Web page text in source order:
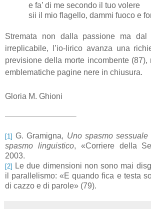
e fa’ di me secondo il tuo volere
sii il mio flagello, dammi fuoco e
Stremata non dalla passione ma dal
irreplicabile, l’io-lirico avanza una
previsione della morte incombente (87),
emblematiche pagine nere in chiusura.
Gloria M. Ghioni
[1] G. Gramigna, Uno spasmo
spasmo linguistico, «Corriere della
2003.
[2] Le due dimensioni non sono mai
il parallelismo: «E quando fica e testa
di cazzo e di parole» (79).